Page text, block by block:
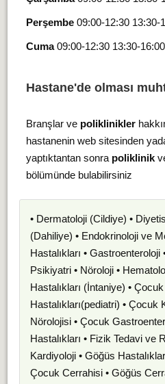
Perşembe09:00-12:30 13:30-
Cuma09:00-12:30 13:30-16:00
Hastane'de olması
Branşlar ve poliklinikler
hastanenin web sitesinden
yaptıktantan sonra poliklinik
bölümünde bulabilirsiniz
• Dermatoloji (Cildiye) •
(Dahiliye) • Endokrinoloji ve
Hastalıkları • Gastroenteroloji
Psikiyatri • Nöroloji •
Hastalıkları (İntaniye) • Çocuk
Hastalıkları(pediatri) • Çocuk
Nörolojisi • Çocuk
Hastalıkları • Fizik Tedavi ve
Kardiyoloji • Göğüs
Çocuk Cerrahisi • Göğüs